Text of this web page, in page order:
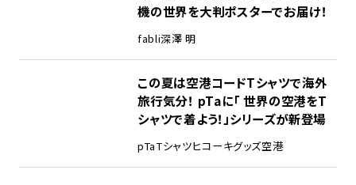
機の世界を大判ポスターでお届け！
fabli深澤 明
この夏は空港コードTシャツで海外
旅行気分！ pTaに「 世界の空港をT
シャツで着よう！」シリーズが新登場
pTaTシャツヒコーキグッズ空港